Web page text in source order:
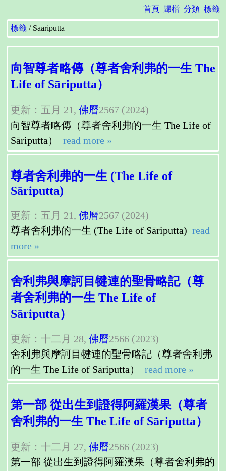
首頁 歸檔 分類 標籤
標籤 Saariputta
向智尊者略傳（尊者舍利弗的一生 The
Life of Sāriputta）
更新：五月 21, 佛曆2567 (2024)
向智尊者略傳（尊者舍利弗的一生 The Life of
Sāriputta）
read more »
尊者舍利弗的一生 (The Life of
Sāriputta)
更新：五月 21, 佛曆2567 (2024)
尊者舍利弗的一生 (The Life of Sāriputta) read
more »
舍利弗與摩訶目犍連的聖骨略記（尊
者舍利弗的一生 The Life of
Sāriputta）
更新：十二月 28, 佛曆2566 (2023)
舍利弗與摩訶目犍連的聖骨略記（尊者舍利弗
的一生 The Life of Sāriputta）
read more »
第一部 從出生到證得阿羅漢果（尊者
舍利弗的一生 The Life of Sāriputta）
更新：十二月 27, 佛曆2566 (2023)
第一部 從出生到證得阿羅漢果（尊者舍利弗的